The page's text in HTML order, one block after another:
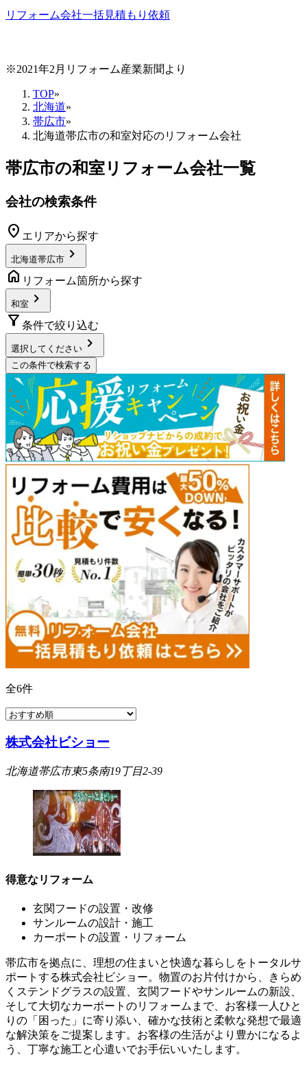
リフォーム会社一括見積もり依頼
※2021年2月リフォーム産業新聞より
TOP»
北海道»
帯広市»
北海道帯広市の和室対応のリフォーム会社
帯広市の和室リフォーム会社一覧
会社の検索条件
location_on エリアから探す
北海道帯広市 chevron_right
home リフォーム箇所から探す
和室 chevron_right
filter_alt 条件で絞り込む
選択してください chevron_right
この条件で検索する
全6件
株式会社ビショー
北海道帯広市東5条南19丁目2-39
得意なリフォーム
玄関フードの設置・改修
サンルームの設計・施工
カーポートの設置・リフォーム
帯広市を拠点に、理想の住まいと快適な暮らしをトータルサ
ポートする株式会社ビショー。物置のお片付けから、きらめ
くステンドグラスの設置、玄関フードやサンルームの新設、
そして大切なカーポートのリフォームまで、お客様一人ひと
りの「困った」に寄り添い、確かな技術と柔軟な発想で最適
な解決策をご提案します。お客様の生活がより豊かになるよ
う、丁寧な施工と心遣いでお手伝いいたします。